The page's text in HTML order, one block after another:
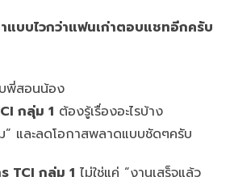
แบบไวกว่าแฟนเก่าตอบแชทอีกครับ
พี่สอนน้อง
กลุ่ม 1 ต้องรู้เรื่องอะไรบ้าง
” และลดโอกาสพลาดแบบชัดๆครับ